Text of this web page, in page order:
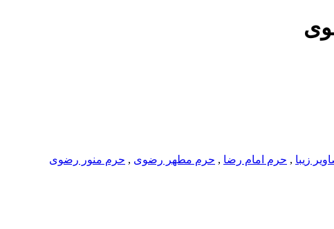
زیبا , حرم امام رضا , حرم مطهر رضوی , حرم منور رضوی